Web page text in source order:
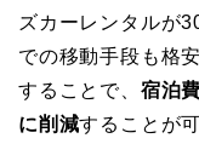
ズカーレンタルが
での移動手段も格
することで、 宿泊
に削減することが